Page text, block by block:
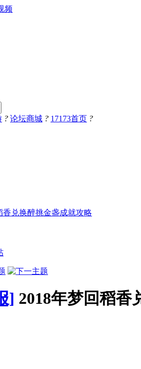
频
? 论坛商城 ? 17173首页 ?
香兑换醉挑金盏成就攻略
] 2018年梦回稻香